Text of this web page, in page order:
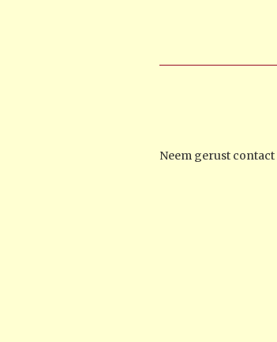
Neem gerust